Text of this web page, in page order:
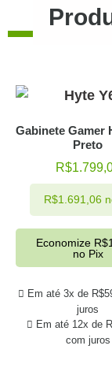
Gabinete Gamer
Preto
R$
Em até 3x de R$
juros
Em até 12x de
com juros
R$1.691,06
Economize R$
no Pix